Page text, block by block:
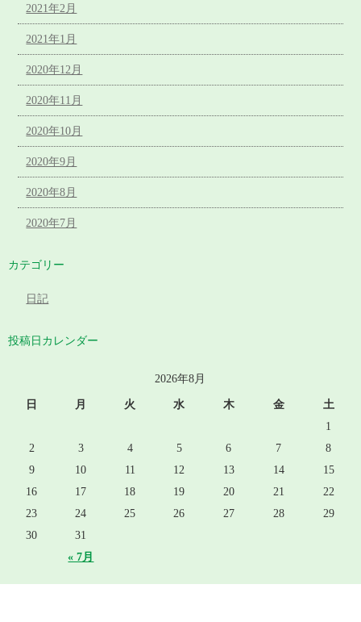
2021年2月
2021年1月
2020年12月
2020年11月
2020年10月
2020年9月
2020年8月
2020年7月
カテゴリー
日記
投稿日カレンダー
2026年8月
日 月 火 水 木 金 土
« 7月
1
2
3 4 5 6 7
8
9
10 11 12 13 14
15
16
17 18 19 20 21
22
23
24 25 26 27 28
29
30
31